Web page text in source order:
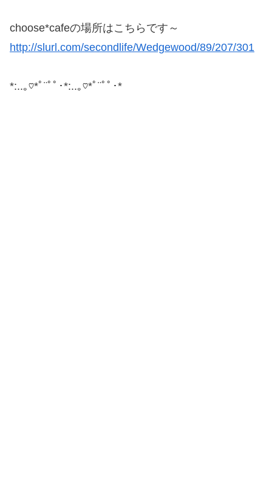
choose*cafeの場所はこちらです～
http://slurl.com/secondlife/Wedgewood/89/207/301
*:..｡♡*ﾟ¨ﾟﾟ･*:..｡♡*ﾟ¨ﾟﾟ･*